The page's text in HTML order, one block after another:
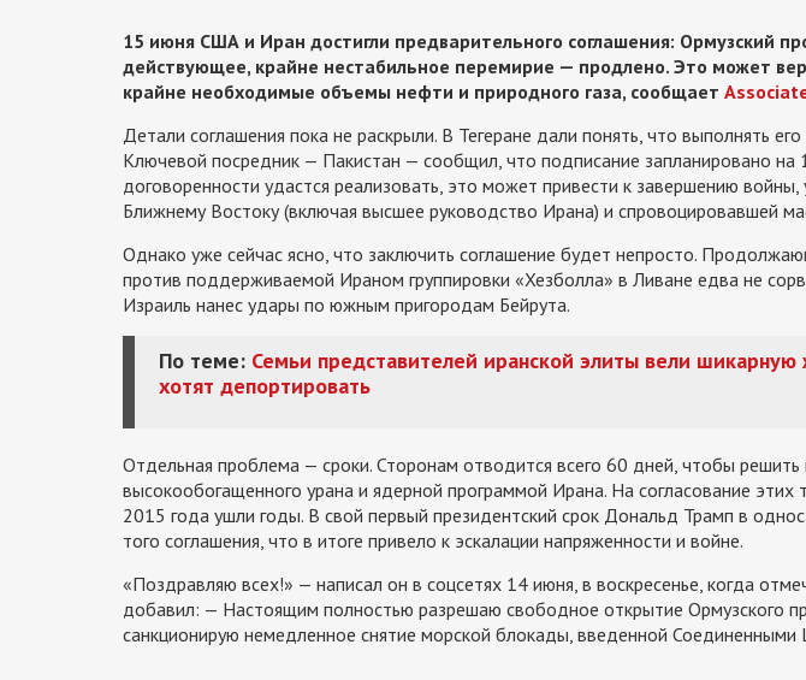
15 июня США и Иран достигли предварительного соглашения: Ормузский
действующее, крайне нестабильное перемирие — продлено. Это может
крайне необходимые объемы нефти и природного газа, сообщает
Детали соглашения пока не раскрыли. В Тегеране дали понять, что выполнять
Ключевой посредник — Пакистан — сообщил, что подписание запланировано на
договоренности удастся реализовать, это может привести к завершению
Ближнему Востоку (включая высшее руководство Ирана) и спровоцировавшей
Однако уже сейчас ясно, что заключить соглашение будет непросто.
против поддерживаемой Ираном группировки «Хезболла» в Ливане едва не
Израиль нанес удары по южным пригородам Бейрута.
По теме: Семьи представителей иранской элиты вели
хотят депортировать
Отдельная проблема — сроки. Сторонам отводится всего 60 дней, чтобы решить
высокообогащенного урана и ядерной программой Ирана. На согласование этих
2015 года ушли годы. В свой первый президентский срок Дональд Трамп в
того соглашения, что в итоге привело к эскалации напряженности и войне.
«Поздравляю всех!» — написал он в соцсетях 14 июня, в воскресенье, когда
добавил: — Настоящим полностью разрешаю свободное открытие Ормузского
санкционирую немедленное снятие морской блокады, введенной Соединенными